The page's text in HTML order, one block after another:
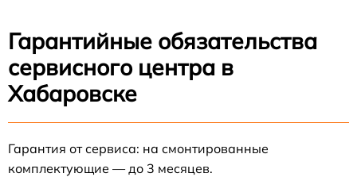
Гарантийные обязательства
сервисного центра в
Хабаровске
Гарантия от сервиса: на смонтированные
комплектующие — до 3 месяцев.